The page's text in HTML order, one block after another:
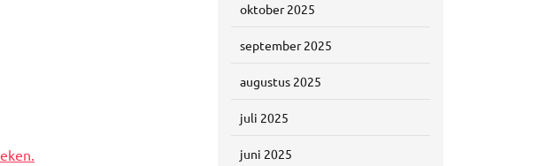
oktober 2025
september 2025
augustus 2025
juli 2025
juni 2025